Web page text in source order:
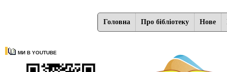
Головна Про бібліотеку Нове
МИ В YOUTUBE